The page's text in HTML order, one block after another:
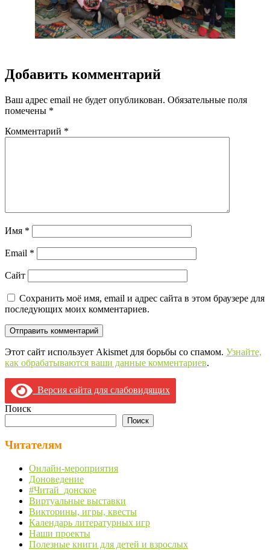
Добавить комментарий
Ваш адрес email не будет опубликован. Обязательные поля
помечены *
Комментарий *
Имя *
Email *
Сайт
Сохранить моё имя, email и адрес сайта в этом браузере для
последующих моих комментариев.
Этот сайт использует Akismet для борьбы со спамом. Узнайте,
как обрабатываются ваши данные комментариев.
Версия сайта для слабовидящих
Поиск
Поиск
Читателям
Онлайн-мероприятия
Доноведение
#Читай_донское
Виртуальные выставки
Викторины, игры, квесты
Календарь литературных игр
Наши проекты
Полезные книги для детей и взрослых